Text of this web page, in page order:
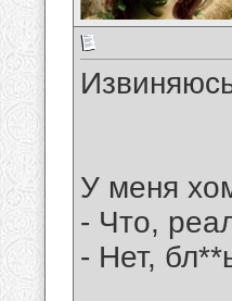
У меня
- Что,
- Нет,